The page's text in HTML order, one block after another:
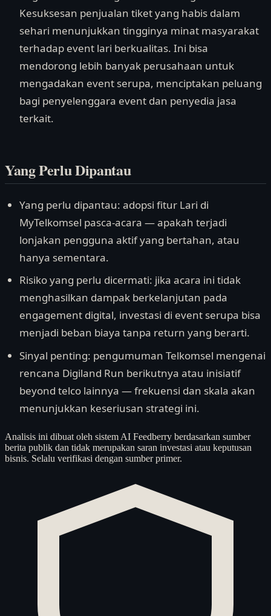
Kesuksesan penjualan tiket yang habis dalam
sehari menunjukkan tingginya minat masyarakat
terhadap event lari berkualitas. Ini bisa
mendorong lebih banyak perusahaan untuk
mengadakan event serupa, menciptakan peluang
bagi penyelenggara event dan penyedia jasa
terkait.
Yang Perlu Dipantau
Yang perlu dipantau: adopsi fitur Lari di
MyTelkomsel pasca-acara — apakah terjadi
lonjakan pengguna aktif yang bertahan, atau
hanya sementara.
Risiko yang perlu dicermati: jika acara ini tidak
menghasilkan dampak berkelanjutan pada
engagement digital, investasi di event serupa bisa
menjadi beban biaya tanpa return yang berarti.
Sinyal penting: pengumuman Telkomsel mengenai
rencana Digiland Run berikutnya atau inisiatif
beyond telco lainnya — frekuensi dan skala akan
menunjukkan keseriusan strategi ini.
Analisis ini dibuat oleh sistem AI Feedberry berdasarkan sumber
berita publik dan tidak merupakan saran investasi atau keputusan
bisnis. Selalu verifikasi dengan sumber primer.